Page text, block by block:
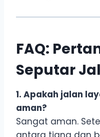
FAQ:
Seputar
1. Apakah jalan
aman?
Sangat aman.